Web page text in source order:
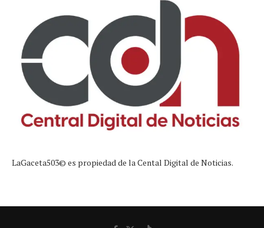
LaGaceta503© es propiedad de la Cental Digital de Noticias.